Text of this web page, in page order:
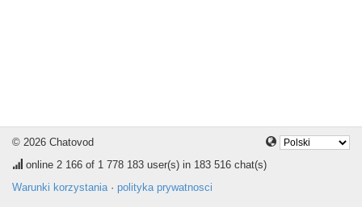
© 2026 Chatovod
online 2 166 of 1 778 183 user(s) in 183 516 chat(s)
Warunki korzystania· polityka prywatnosci